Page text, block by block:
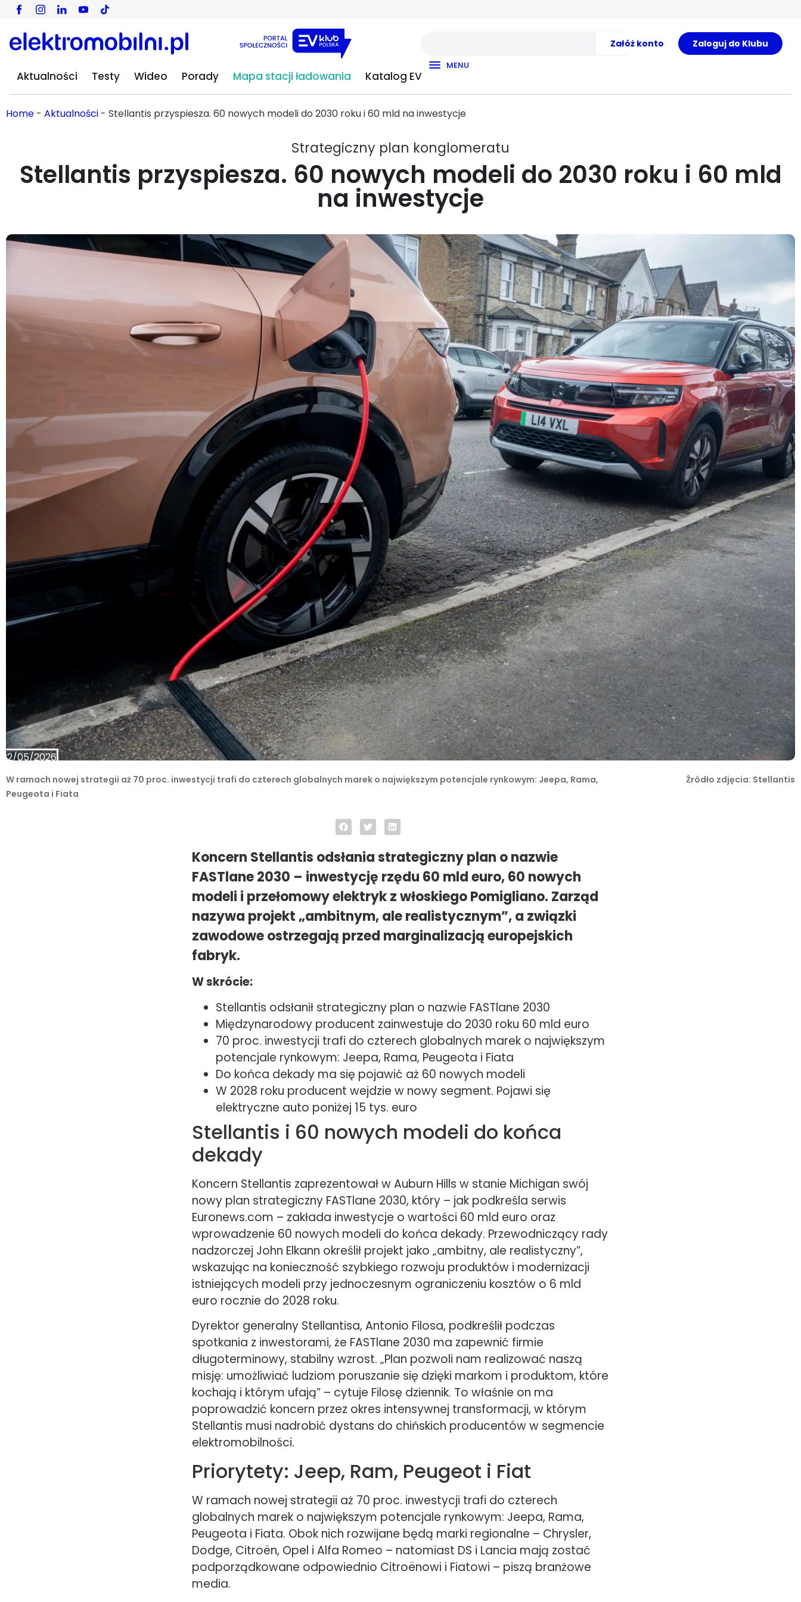
Załóż konto Zaloguj do Klubu
Aktualności Testy Wideo Porady Mapa stacji ładowania Katalog EV
MENU
Home - Aktualności - Stellantis przyspiesza. 60 nowych modeli do 2030 roku i 60 mld na inwestycje
Strategiczny plan konglomeratu
Stellantis przyspiesza. 60 nowych modeli do 2030 roku i 60 mld
na inwestycje
22/05/2026
W ramach nowej strategii aż 70 proc. inwestycji trafi do czterech globalnych marek o największym potencjale rynkowym: Jeepa, Rama,
Peugeota i Fiata
Źródło zdjęcia: Stellantis
Koncern Stellantis odsłania strategiczny plan o nazwie
FASTlane 2030 – inwestycję rzędu 60 mld euro, 60 nowych
modeli i przełomowy elektryk z włoskiego Pomigliano. Zarząd
nazywa projekt „ambitnym, ale realistycznym”, a związki
zawodowe ostrzegają przed marginalizacją europejskich
fabryk.
W skrócie:
Stellantis odsłanił strategiczny plan o nazwie FASTlane 2030
Międzynarodowy producent zainwestuje do 2030 roku 60 mld euro
70 proc. inwestycji trafi do czterech globalnych marek o największym
potencjale rynkowym: Jeepa, Rama, Peugeota i Fiata
Do końca dekady ma się pojawić aż 60 nowych modeli
W 2028 roku producent wejdzie w nowy segment. Pojawi się
elektryczne auto poniżej 15 tys. euro
Stellantis i 60 nowych modeli do końca
dekady
Koncern Stellantis zaprezentował w Auburn Hills w stanie Michigan swój
nowy plan strategiczny FASTlane 2030, który – jak podkreśla serwis
Euronews.com – zakłada inwestycje o wartości 60 mld euro oraz
wprowadzenie 60 nowych modeli do końca dekady. Przewodniczący rady
nadzorczej John Elkann określił projekt jako „ambitny, ale realistyczny”,
wskazując na konieczność szybkiego rozwoju produktów i modernizacji
istniejących modeli przy jednoczesnym ograniczeniu kosztów o 6 mld
euro rocznie do 2028 roku.
Dyrektor generalny Stellantisa, Antonio Filosa, podkreślił podczas
spotkania z inwestorami, że FASTlane 2030 ma zapewnić firmie
długoterminowy, stabilny wzrost. „Plan pozwoli nam realizować naszą
misję: umożliwiać ludziom poruszanie się dzięki markom i produktom, które
kochają i którym ufają” – cytuje Filosę dziennik. To właśnie on ma
poprowadzić koncern przez okres intensywnej transformacji, w którym
Stellantis musi nadrobić dystans do chińskich producentów w segmencie
elektromobilności.
Priorytety: Jeep, Ram, Peugeot i Fiat
W ramach nowej strategii aż 70 proc. inwestycji trafi do czterech
globalnych marek o największym potencjale rynkowym: Jeepa, Rama,
Peugeota i Fiata. Obok nich rozwijane będą marki regionalne – Chrysler,
Dodge, Citroën, Opel i Alfa Romeo – natomiast DS i Lancia mają zostać
podporządkowane odpowiednio Citroënowi i Fiatowi – piszą branżowe
media.